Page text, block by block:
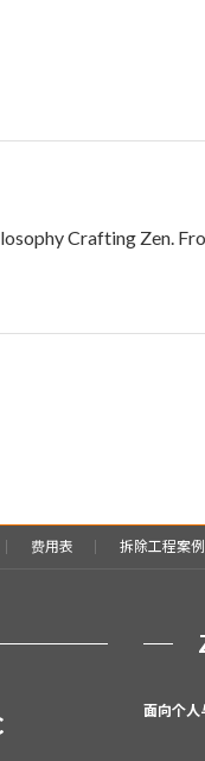
Crafting Zen.
费用表 拆除工程案例
面向个人